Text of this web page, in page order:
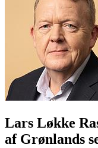
Lars Løkke
af Grønlands